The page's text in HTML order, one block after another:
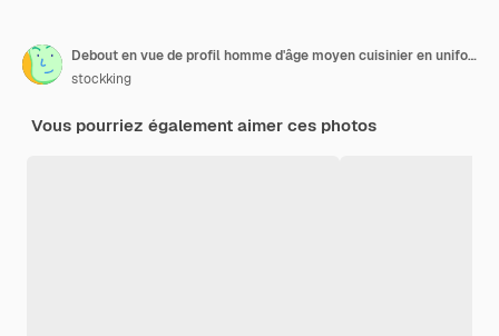
Debout en vue de profil homme d'âge moyen cuisinier en uniforme de chef montrant un geste délicieux avec copie espace
stockking
Vous pourriez également aimer ces photos